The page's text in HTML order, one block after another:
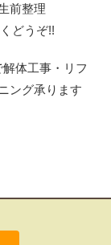
前整理
どうぞ!!
体工事・リフ
ング承ります